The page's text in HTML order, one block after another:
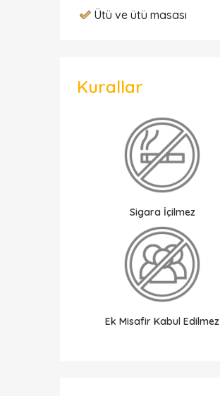
Ütü ve ütü masası
Kurallar
Sigara İçilmez
Ek Misafir Kabul Edilmez